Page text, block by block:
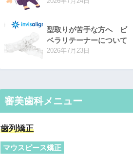
型取りが苦手な方へ ビ
ベラリテーナーについて
2026年7月23日
審美歯科メニュー
歯列矯正
マウスピース矯正